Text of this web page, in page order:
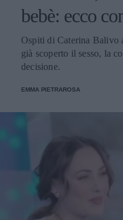
bebè: ecco
Ospiti di Caterina Balivo
già scoperto il sesso, la
decisione.
EMMA PIETRAROSA